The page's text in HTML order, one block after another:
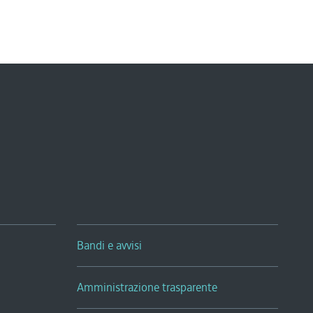
Bandi e avvisi
Amministrazione trasparente